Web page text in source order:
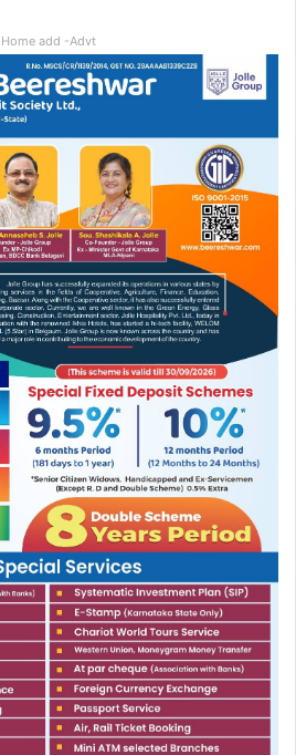
Home add -Advt